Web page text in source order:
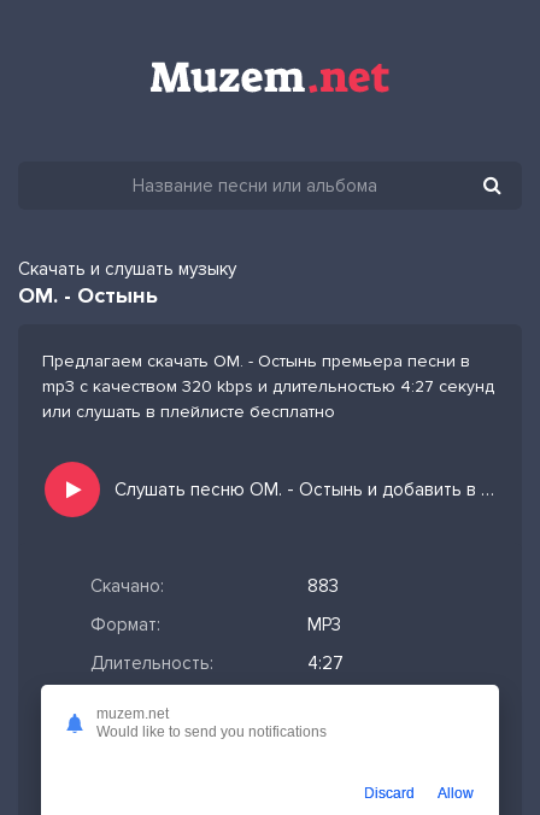
Скачать и слушать музыку
ОМ. - Остынь
Предлагаем скачать ОМ. - Остынь премьера песни в
mp3 с качеством 320 kbps и длительностью 4:27 секунд
или слушать в плейлисте бесплатно
Слушать песню ОМ. - Остынь и добавить в избранных
Скачано:
883
Формат:
MP3
Длительность:
4:27
Качество mp3:
320 кбит/с,
19-02-2026,
muzem.net
Would like to send you notifications
Discard Allow